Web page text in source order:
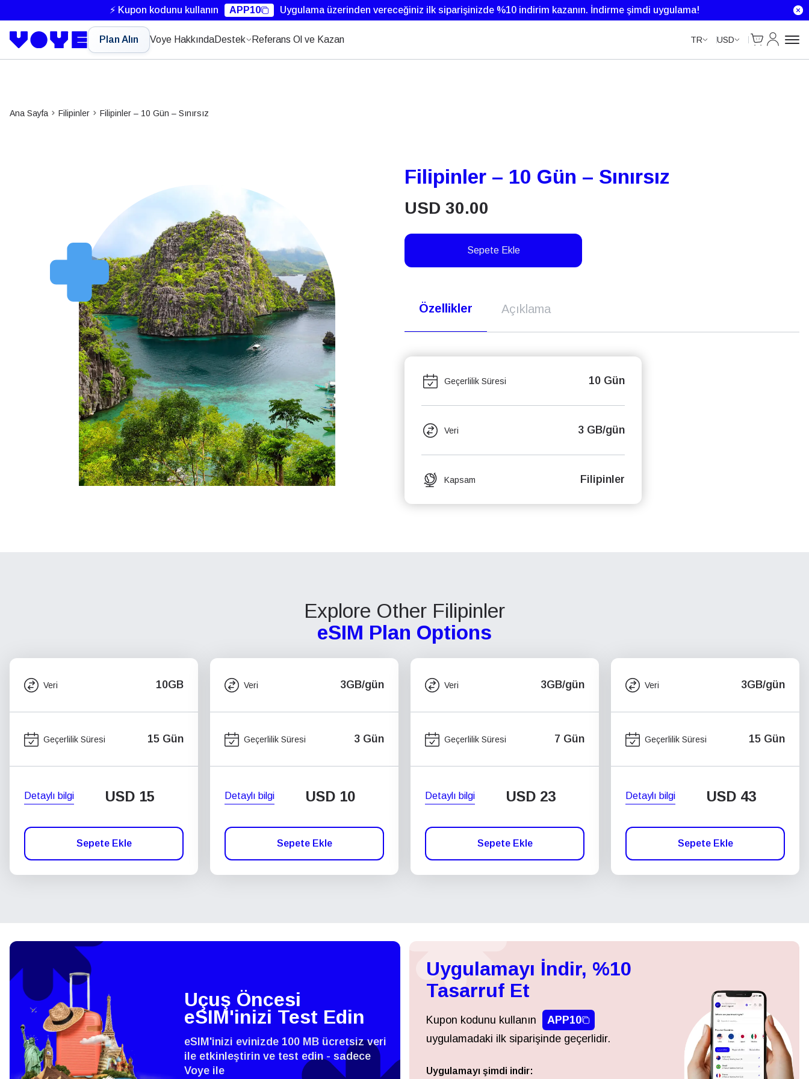
⚡ Kupon kodunu kullanın APP10 Uygulama üzerinden vereceğiniz ilk siparişinizde %10 indirim kazanın. İndirme şimdi uygulama!
Plan Alın Voye HakkındaDestek Referans Ol ve Kazan TR USD
Cart
Hesabım
Ana Sayfa Filipinler Filipinler – 10 Gün – Sınırsız
Filipinler – 10 Gün – Sınırsız
USD 30.00
Sepete Ekle
Özellikler Açıklama
Geçerlilik Süresi 10 Gün
Veri 3 GB/gün
Kapsam Filipinler
Explore Other Filipinler
eSIM Plan Options
Veri 10GB
Geçerlilik Süresi 15 Gün
Detaylı bilgi USD 15
Sepete Ekle
Veri 3GB/gün
Geçerlilik Süresi 3 Gün
Detaylı bilgi USD 10
Sepete Ekle
Veri 3GB/gün
Geçerlilik Süresi 7 Gün
Detaylı bilgi USD 23
Sepete Ekle
Veri 3GB/gün
Geçerlilik Süresi 15 Gün
Detaylı bilgi USD 43
Sepete Ekle
Uçuş Öncesi
eSIM'inizi Test Edin
eSIM'inizi evinizde 100 MB ücretsiz veri
ile etkinleştirin ve test edin - sadece
Voye ile
Uygulamayı İndir, %10
Tasarruf Et
Kupon kodunu kullanın
APP10
uygulamadaki ilk siparişinde geçerlidir.
Uygulamayı şimdi indir:
Giriş Yap veya Kayıt Ol